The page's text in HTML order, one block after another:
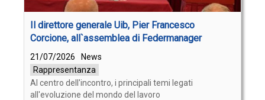
Il direttore generale Uib, Pier Francesco
Corcione, all`assemblea di Federmanager
21/07/2026
News
Rappresentanza
Al centro dell'incontro, i principali temi legati
all'evoluzione del mondo del lavoro